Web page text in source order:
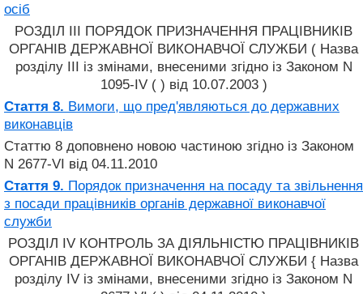
осіб
РОЗДІЛ III ПОРЯДОК ПРИЗНАЧЕННЯ ПРАЦІВНИКІВ
ОРГАНІВ ДЕРЖАВНОЇ ВИКОНАВЧОЇ СЛУЖБИ ( Назва
розділу III із змінами, внесеними згідно із Законом N
1095-IV ( ) від 10.07.2003 )
Стаття 8. Вимоги, що пред'являються до державних
виконавців
Статтю 8 доповнено новою частиною згідно із Законом
N 2677-VI від 04.11.2010
Стаття 9. Порядок призначення на посаду та звільнення
з посади працівників органів державної виконавчої
служби
РОЗДІЛ IV КОНТРОЛЬ ЗА ДІЯЛЬНІСТЮ ПРАЦІВНИКІВ
ОРГАНІВ ДЕРЖАВНОЇ ВИКОНАВЧОЇ СЛУЖБИ { Назва
розділу IV із змінами, внесеними згідно із Законом N